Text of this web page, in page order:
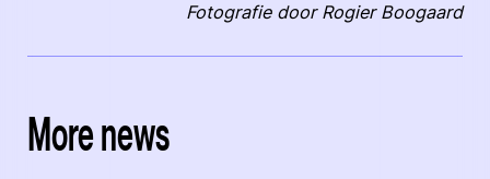
Fotografie door Rogier Boogaard
More news